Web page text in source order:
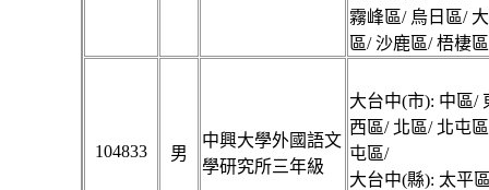
霧峰區/ 烏日區/
區/ 沙鹿區/ 梧棲
104833 男
中興大學外國語文
學研究所三年級
大台中(市): 中區/
西區/ 北區/ 北屯
屯區/
大台中(縣): 太平